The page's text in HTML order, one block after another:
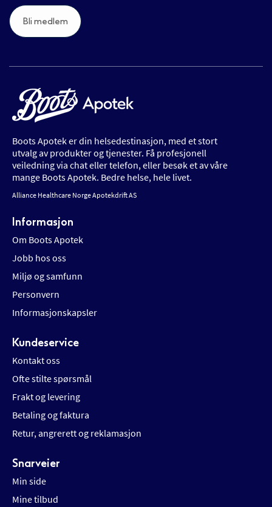
Bli medlem
Boots Apotek er din helsedestinasjon, med et stort
utvalg av produkter og tjenester. Få profesjonell
veiledning via chat eller telefon, eller besøk et av våre
mange Boots Apotek. Bedre helse, hele livet.
Alliance Healthcare Norge Apotekdrift AS
Informasjon
Om Boots Apotek
Jobb hos oss
Miljø og samfunn
Personvern
Informasjonskapsler
Kundeservice
Kontakt oss
Ofte stilte spørsmål
Frakt og levering
Betaling og faktura
Retur, angrerett og reklamasjon
Snarveier
Min side
Mine tilbud